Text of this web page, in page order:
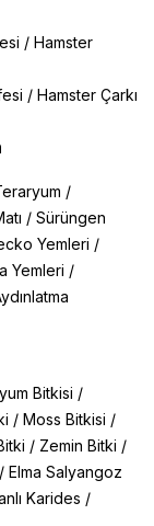
/ Hamster
/ Hamster Çarkı
/
/ Sürüngen
Yemleri /
Yemleri /
Bitkisi /
/ Moss Bitkisi /
/ Zemin Bitki /
/ Elma Salyangoz
Karides /